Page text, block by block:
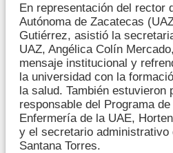
En representación del rector
Autónoma de Zacatecas
Gutiérrez, asistió la
UAZ, Angélica Colín
mensaje institucional y
la universidad con la
la salud. También estuvieron
responsable del Programa
Enfermería de la UAE,
y el secretario administrativo
Santana Torres.